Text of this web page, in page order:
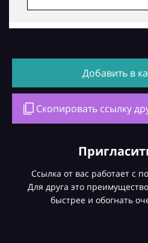
Добавить в
Скопировать ссылку
Ссылка от вас работает с
Для друга это
быстрее и обогнать